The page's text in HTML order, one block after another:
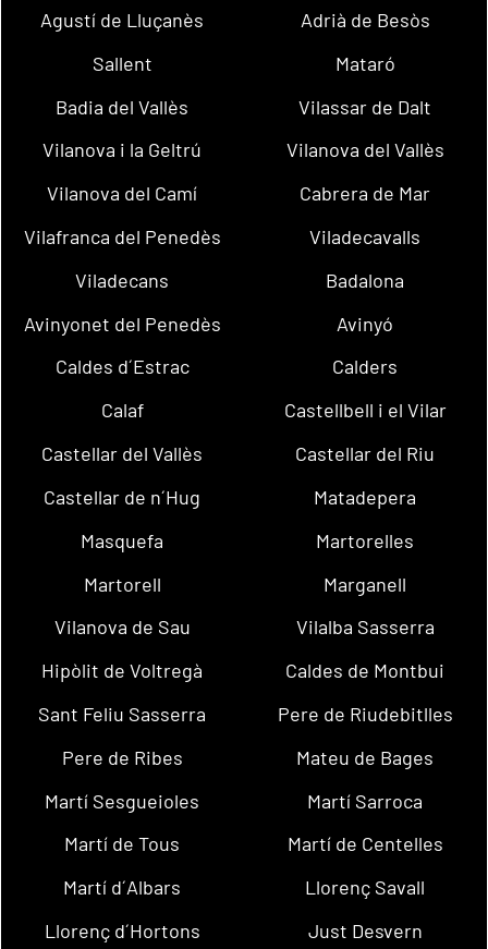
Agustí de Lluçanès
Adrià de Besòs
Sallent
Mataró
Badia del Vallès
Vilassar de Dalt
Vilanova i la Geltrú
Vilanova del Vallès
Vilanova del Camí
Cabrera de Mar
Vilafranca del Penedès
Viladecavalls
Viladecans
Badalona
Avinyonet del Penedès
Avinyó
Caldes d´Estrac
Calders
Calaf
Castellbell i el Vilar
Castellar del Vallès
Castellar del Riu
Castellar de n´Hug
Matadepera
Masquefa
Martorelles
Martorell
Marganell
Vilanova de Sau
Vilalba Sasserra
Hipòlit de Voltregà
Caldes de Montbui
Sant Feliu Sasserra
Pere de Riudebitlles
Pere de Ribes
Mateu de Bages
Martí Sesgueioles
Martí Sarroca
Martí de Tous
Martí de Centelles
Martí d´Albars
Llorenç Savall
Llorenç d´Hortons
Just Desvern